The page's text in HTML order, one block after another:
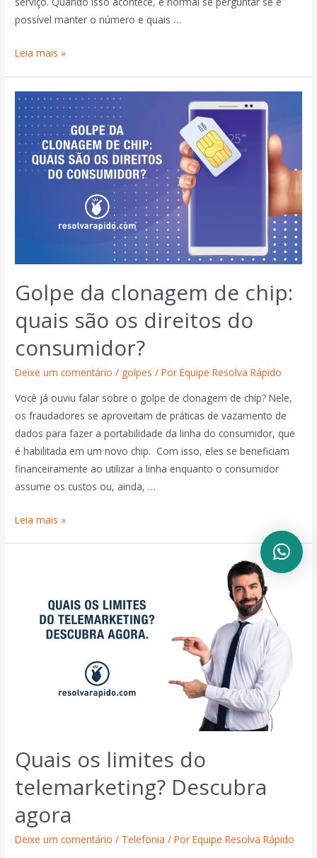
possível manter o número e quais …
Leia mais »
Golpe da clonagem de chip:
quais são os direitos do
consumidor?
Deixe um comentário / golpes / PorEquipe Resolva Rápido
Você já ouviu falar sobre o golpe de clonagem de chip? Nele,
os fraudadores se aproveitam de práticas de vazamento de
dados para fazer a portabilidade da linha do consumidor, que
é habilitada em um novo chip. Com isso, eles se beneficiam
financeiramente ao utilizar a linha enquanto o consumidor
assume os custos ou, ainda, …
Leia mais »
Quais os limites do
telemarketing? Descubra
agora
Deixe um comentário / Telefonia / PorEquipe Resolva Rápido